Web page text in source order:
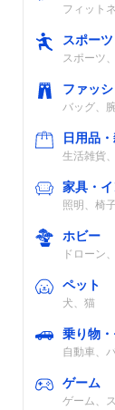
フィット
スポーツ
スポーツ
ファッ
バッグ、
日用品
生活雑貨
家具・
照明、椅
ホビー
ドローン
ペット
犬、猫
乗り物
自動車、
ゲーム
ゲーム、